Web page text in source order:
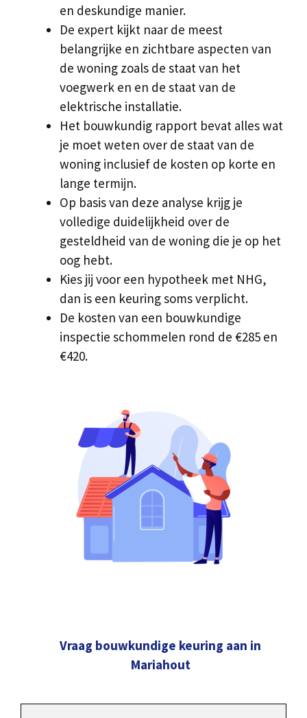
en deskundige manier.
De expert kijkt naar de meest
belangrijke en zichtbare aspecten van
de woning zoals de staat van het
voegwerk en en de staat van de
elektrische installatie.
Het bouwkundig rapport bevat alles wat
je moet weten over de staat van de
woning inclusief de kosten op korte en
lange termijn.
Op basis van deze analyse krijg je
volledige duidelijkheid over de
gesteldheid van de woning die je op het
oog hebt.
Kies jij voor een hypotheek met NHG,
dan is een keuring soms verplicht.
De kosten van een bouwkundige
inspectie schommelen rond de €285 en
€420.
Vraag bouwkundige keuring aan in
Mariahout